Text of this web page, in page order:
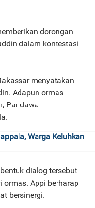
dorongan
dalam kontestasi
menyatakan
Adapun ormas
Pandawa
Warga Keluhkan
dialog tersebut
ormas. Appi berharap
bersinergi.